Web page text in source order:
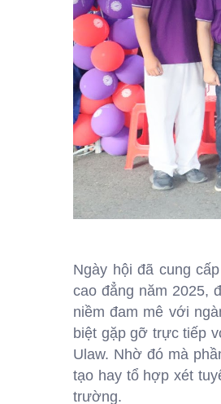
Ngày hội đã cung
cao đẳng năm 2025,
niềm đam mê với
biệt gặp gỡ trực tiếp
Ulaw. Nhờ đó mà
tạo hay tổ hợp xét
trường.